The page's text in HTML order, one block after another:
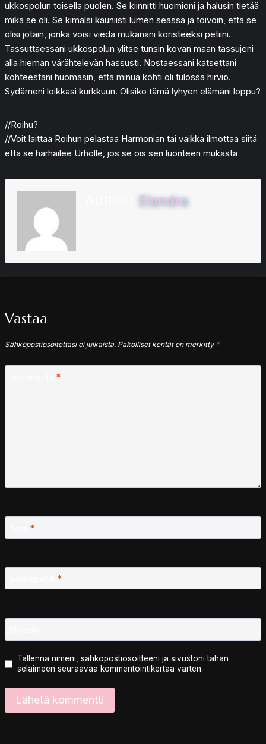
ukkospolun toisella puolen. Se kiinnitti huomioni ja halusin tietää
mikä se oli. Se kimalsi kauniisti lumen seassa ja toivoin, että se
olisi jotain, jonka voisi viedä mukanani koristeeksi petiini.
Tassuttaessani ukkospolun ylitse tunsin kovan maan tassujeni
alla hieman värähtelevän hassusti. Nostaessani katsettani
kohteestani huomasin, että minua kohti oli tulossa hirviö.
Sydämeni loikkasi kurkkuun. Olisiko tämä lyhyen elämäni loppu?
//Roihu?
//Voit laittaa Roihun pelastaa Harmonian tai vaikka ilmottaa siitä
että se harhailee Urholle, jos se ois sen luonteen mukasta
Elandra
Vastaa
Sähköpostiosoitettasi ei julkaista. Pakolliset kentät on merkitty *
*
*
*
Tallenna nimeni, sähköpostiosoitteeni ja sivustoni tähän
selaimeen seuraavaa kommentointikertaa varten.